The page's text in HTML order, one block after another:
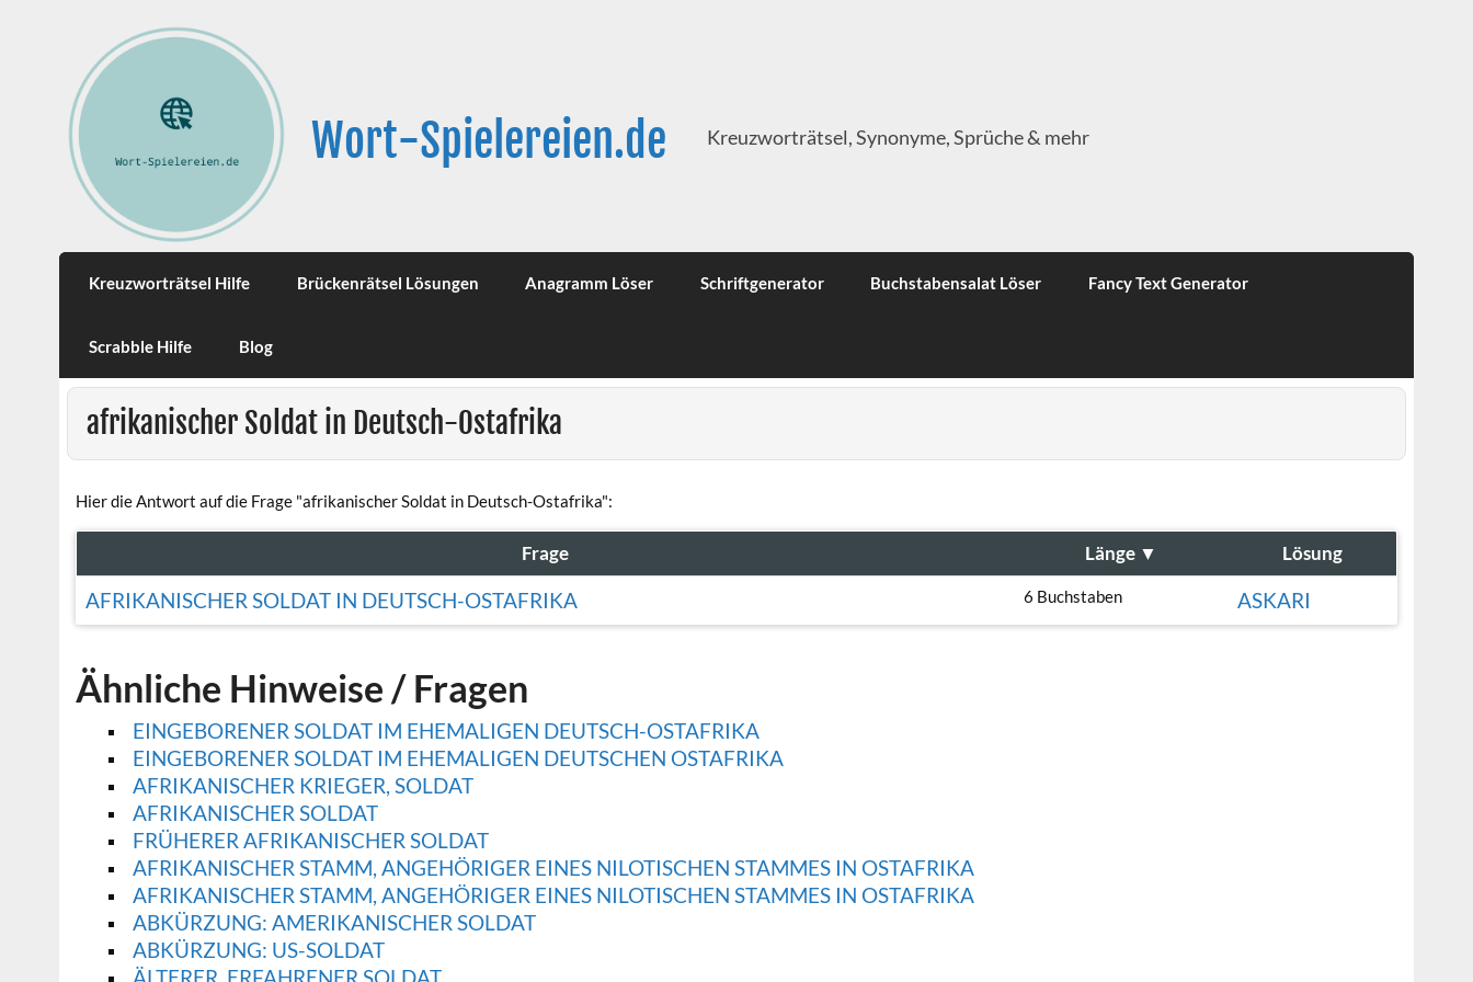
Wort-Spielereien.de Kreuzworträtsel, Synonyme, Sprüche & mehr
Kreuzworträtsel Hilfe Brückenrätsel Lösungen Anagramm Löser Schriftgenerator Buchstabensalat Löser Fancy Text Generator
Scrabble Hilfe Blog
afrikanischer Soldat in Deutsch-Ostafrika
Hier die Antwort auf die Frage "afrikanischer Soldat in Deutsch-Ostafrika":
Frage Länge ▼ Lösung
AFRIKANISCHER SOLDAT IN DEUTSCH-OSTAFRIKA 6 Buchstaben ASKARI
Ähnliche Hinweise / Fragen
EINGEBORENER SOLDAT IM EHEMALIGEN DEUTSCH-OSTAFRIKA
EINGEBORENER SOLDAT IM EHEMALIGEN DEUTSCHEN OSTAFRIKA
AFRIKANISCHER KRIEGER, SOLDAT
AFRIKANISCHER SOLDAT
FRÜHERER AFRIKANISCHER SOLDAT
AFRIKANISCHER STAMM, ANGEHÖRIGER EINES NILOTISCHEN STAMMES IN OSTAFRIKA
AFRIKANISCHER STAMM, ANGEHÖRIGER EINES NILOTISCHEN STAMMES IN OSTAFRIKA
ABKÜRZUNG: AMERIKANISCHER SOLDAT
ABKÜRZUNG: US-SOLDAT